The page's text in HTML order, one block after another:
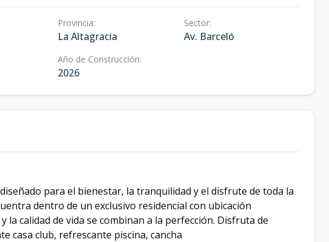
Provincia:
La Altagracia
Sector:
Av. Barceló
Año de Construcción:
2026
para el bienestar, la tranquilidad y el disfrute de toda la
dentro de un exclusivo residencial con ubicación
calidad de vida se combinan a la perfección. Disfruta de
casa club, refrescante piscina, cancha